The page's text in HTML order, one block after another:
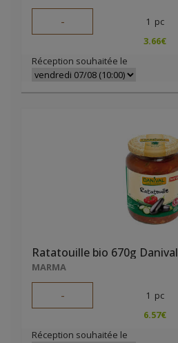
- 1 pc
3.66€
Réception souhaitée le
Ratatouille bio 670g Danival
MARMA
- 1 pc
6.57€
Réception souhaitée le